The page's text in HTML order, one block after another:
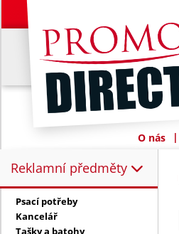
O nás |
Reklamní předměty
Reklamní předměty:
Psací potřeby
Kancelář
Tašky a batohy